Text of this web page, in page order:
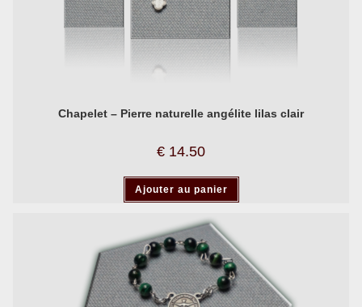
Chapelet – Pierre naturelle angélite lilas clair
€ 14.50
Ajouter au panier